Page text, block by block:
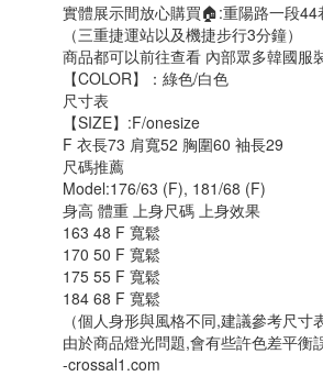
實體展示間放心購買🏠:重陽路一段44
（三重捷運站以及機捷步行3分鐘）
商品都可以前往查看 內部眾多韓國服
【COLOR】：綠色/白色
尺寸表
【SIZE】:F/onesize
F 衣長73 肩寬52 胸圍60 袖長29
尺碼推薦
Model:176/63 (F), 181/68 (F)
身高 體重 上身尺碼 上身效果
163 48 F 寬鬆
170 50 F 寬鬆
175 55 F 寬鬆
184 68 F 寬鬆
（個人身形與風格不同,建議參考尺寸
由於商品燈光問題,會有些許色差平衡
-crossal1.com